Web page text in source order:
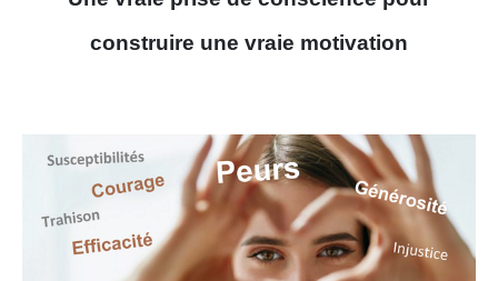
construire une vraie motivation